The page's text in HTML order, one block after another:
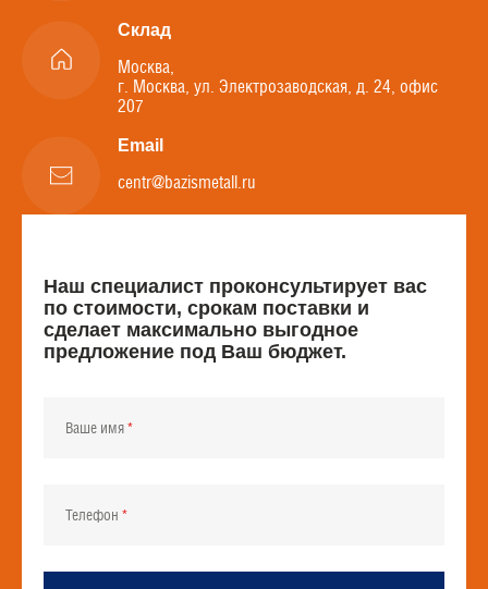
Склад
Москва,
г. Москва, ул. Электрозаводская, д. 24, офис
207
Email
centr@bazismetall.ru
Наш специалист проконсультирует вас
по стоимости, срокам поставки и
сделает максимально выгодное
предложение под Ваш бюджет.
Ваше имя
Телефон